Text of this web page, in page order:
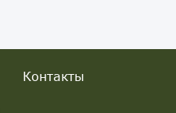
Контакты